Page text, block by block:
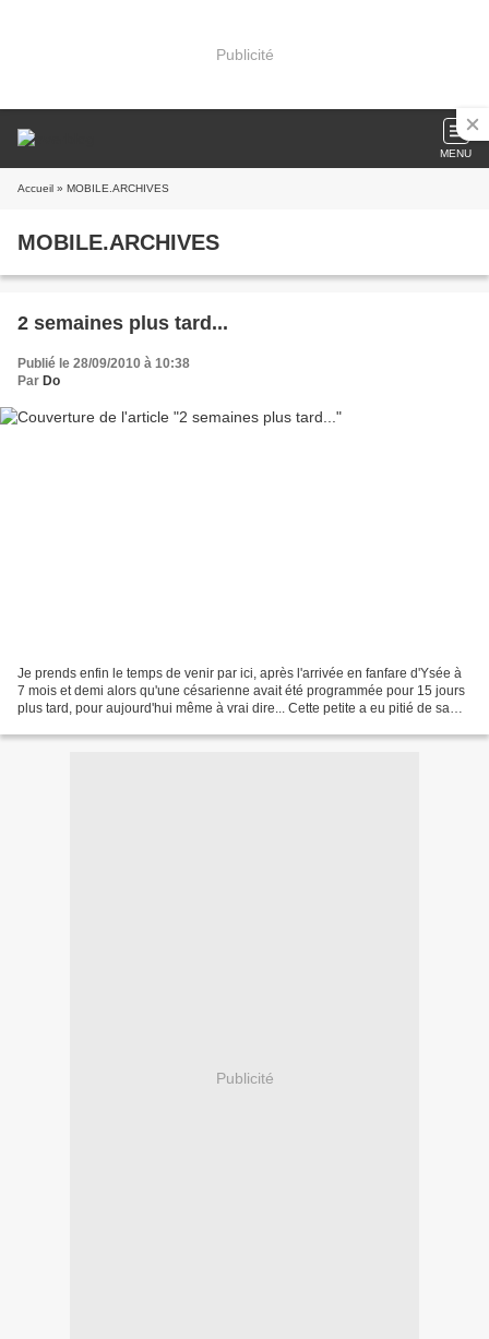
Publicité
MENU
Accueil » MOBILE.ARCHIVES
MOBILE.ARCHIVES
2 semaines plus tard...
Publié le 28/09/2010 à 10:38
Par Do
Je prends enfin le temps de venir par ici, après l'arrivée en fanfare d'Ysée à
7 mois et demi alors qu'une césarienne avait été programmée pour 15 jours
plus tard, pour aujourd'hui même à vrai dire... Cette petite a eu pitié de sa
Publicité